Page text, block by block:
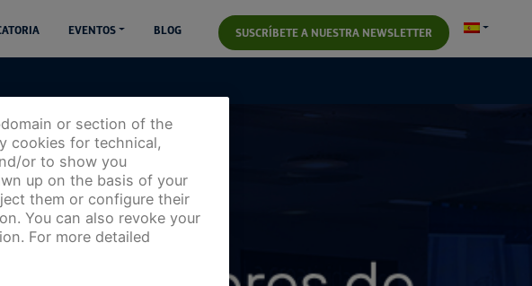
EVENTOS BLOG SUSCRÍBETE A NUESTRA NEWSLETTER
or section of the
cookies for technical,
or to show you
up on the basis of your
them or configure their
You can also revoke your
For more detailed